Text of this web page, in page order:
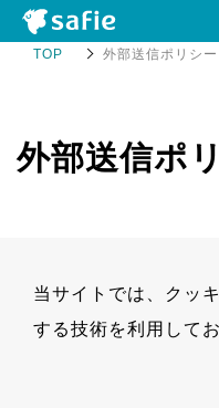
製品・サービス
TOP 外部送信ポリシー
外部送信ポ
当サイトでは、クッ
する技術を利⽤してお